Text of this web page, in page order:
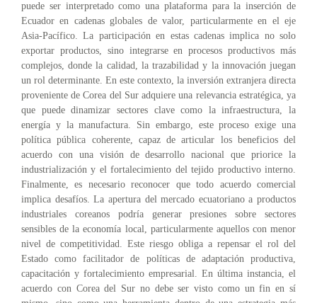
puede ser interpretado como una plataforma para la inserción de
Ecuador en cadenas globales de valor, particularmente en el eje
Asia-Pacífico. La participación en estas cadenas implica no solo
exportar productos, sino integrarse en procesos productivos más
complejos, donde la calidad, la trazabilidad y la innovación juegan
un rol determinante. En este contexto, la inversión extranjera directa
proveniente de Corea del Sur adquiere una relevancia estratégica, ya
que puede dinamizar sectores clave como la infraestructura, la
energía y la manufactura. Sin embargo, este proceso exige una
política pública coherente, capaz de articular los beneficios del
acuerdo con una visión de desarrollo nacional que priorice la
industrialización y el fortalecimiento del tejido productivo interno.
Finalmente, es necesario reconocer que todo acuerdo comercial
implica desafíos. La apertura del mercado ecuatoriano a productos
industriales coreanos podría generar presiones sobre sectores
sensibles de la economía local, particularmente aquellos con menor
nivel de competitividad. Este riesgo obliga a repensar el rol del
Estado como facilitador de políticas de adaptación productiva,
capacitación y fortalecimiento empresarial. En última instancia, el
acuerdo con Corea del Sur no debe ser visto como un fin en sí